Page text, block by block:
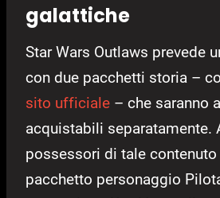
galattiche
Star Wars Outlaws prevede
con due pacchetti storia –
sito ufficiale – che saranno
acquistabili separatamente.
possessori di tale
pacchetto personaggio